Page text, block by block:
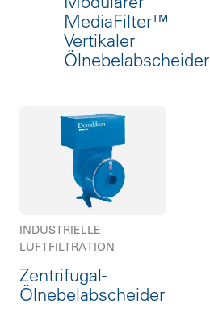
MediaFilter™
Vertikaler
Ölnebelabscheider
INDUSTRIELLE
LUFTFILTRATION
Zentrifugal-
Ölnebelabscheider